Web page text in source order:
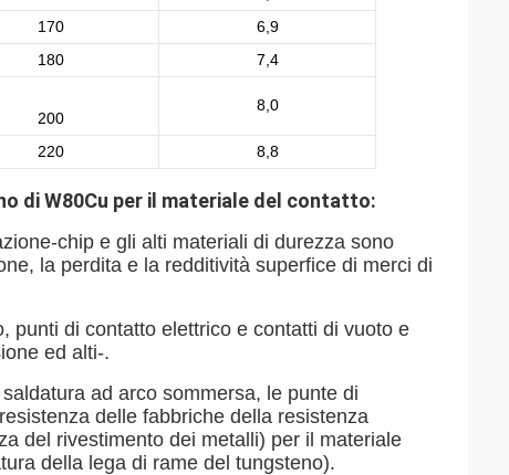
170
6,9
180 7,4
200
8,0
220 8,8
di W80Cu per il materiale del contatto:
chip e gli alti materiali di durezza sono
la perdita e la redditività superfice di merci di
punti di contatto elettrico e contatti di vuoto e
ed alti-.
ad arco sommersa, le punte di
delle fabbriche della resistenza
del rivestimento dei metalli) per il materiale
della lega di rame del tungsteno).